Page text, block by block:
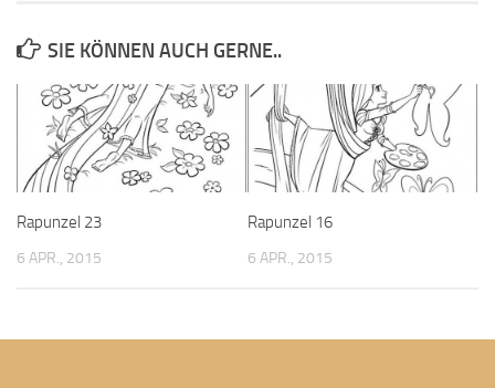
SIE KÖNNEN AUCH GERNE..
Rapunzel 23
6 APR., 2015
Rapunzel 16
6 APR., 2015